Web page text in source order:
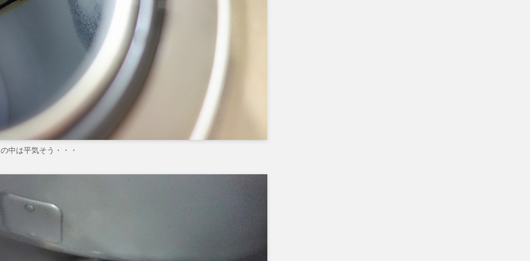
中は平気そう・・・